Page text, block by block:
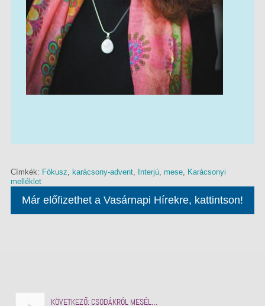
Címkék: Fókusz karácsony-advent, Interjú, mese,
Karácsonyi
melléklet
Már előfizethet a Vasárnapi Hírekre, kattintson!
KÖVETKEZŐ: CSODÁKRÓL MESÉL…